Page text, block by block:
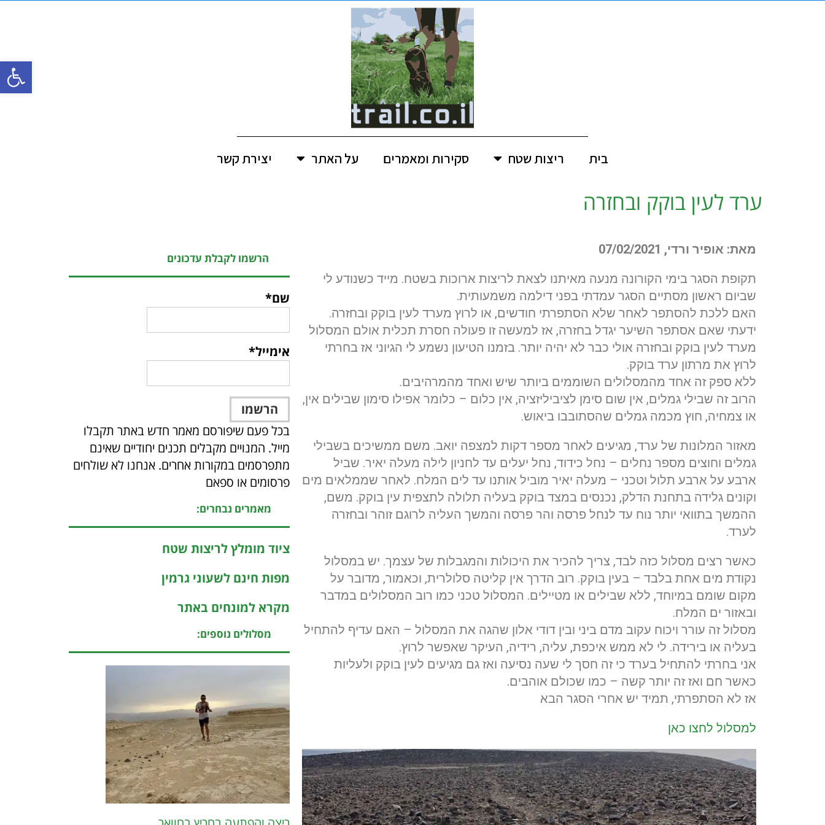
פתח
בית ריצות שטח סקירות ומאמרים על האתר יצירת קשר
ערד לעין בוקק ובחזרה
מאת: אופיר ורדי, 07/02/2021
תקופת הסגר בימי הקורונה מנעה מאיתנו לצאת לריצות ארוכות בשטח. מייד כשנודע לי
שביום ראשון מסתיים הסגר עמדתי בפני דילמה משמעותית.
האם ללכת להסתפר לאחר שלא הסתפרתי חודשים, או לרוץ מערד לעין בוקק ובחזרה.
ידעתי שאם אסתפר השיער יגדל בחזרה, אז למעשה זו פעולה חסרת תכלית אולם המסלול
מערד לעין בוקק ובחזרה אולי כבר לא יהיה יותר. בזמנו הטיעון נשמע לי הגיוני אז בחרתי
לרוץ את מרתון ערד בוקק.
ללא ספק זה אחד מהמסלולים השוממים ביותר שיש ואחד מהמרהיבים.
הרוב זה שבילי גמלים, אין שום סימן לציביליזציה, אין כלום – כלומר אפילו סימון שבילים אין,
או צמחיה, חוץ מכמה גמלים שהסתובבו ביאוש.
מאזור המלונות של ערד, מגיעים לאחר מספר דקות למצפה יואב. משם ממשיכים בשבילי
גמלים וחוצים מספר נחלים – נחל כידוד, נחל יעלים עד לחניון לילה מעלה יאיר. שביל
ארבע על ארבע תלול וטכני – מעלה יאיר מוביל אותנו עד לים המלח. לאחר שממלאים מים
וקונים גלידה בתחנת הדלק, נכנסים במצד בוקק בעליה תלולה לתצפית עין בוקק. משם,
ההמשך בתוואי יותר נוח עד לנחל פרסה והר פרסה והמשך העליה לרוגם זוהר ובחזרה
לערד.
כאשר רצים מסלול כזה לבד, צריך להכיר את היכולות והמגבלות של עצמך. יש במסלול
נקודת מים אחת בלבד – בעין בוקק. רוב הדרך אין קליטה סלולרית, וכאמור, מדובר על
מקום שומם במיוחד, ללא שבילים או מטיילים. המסלול טכני כמו רוב המסלולים במדבר
ובאזור ים המלח.
מסלול זה עורר ויכוח עקוב מדם ביני ובין דודי אלון שהגה את המסלול – האם עדיף להתחיל
בעליה או בירידה. לי לא ממש איכפת, עליה, רידיה, העיקר שאפשר לרוץ.
אני בחרתי להתחיל בערד כי זה חסך לי שעה נסיעה ואז גם מגיעים לעין בוקק ולעליות
כאשר חם ואז זה יותר קשה – כמו שכולם אוהבים.
אז לא הסתפרתי, תמיד יש אחרי הסגר הבא
למסלול לחצו כאן
הרשמו לקבלת עדכונים
שם*
אימייל*
בכל פעם שיפורסם מאמר חדש באתר תקבלו
מייל. המנויים מקבלים תכנים יחודיים שאינם
מתפרסמים במקורות אחרים. אנחנו לא שולחים
פרסומים או ספאם
מאמרים נבחרים:
ציוד מומלץ לריצות שטח
מפות חינם לשעוני גרמין
מקרא למונחים באתר
מסלולים נוספים: